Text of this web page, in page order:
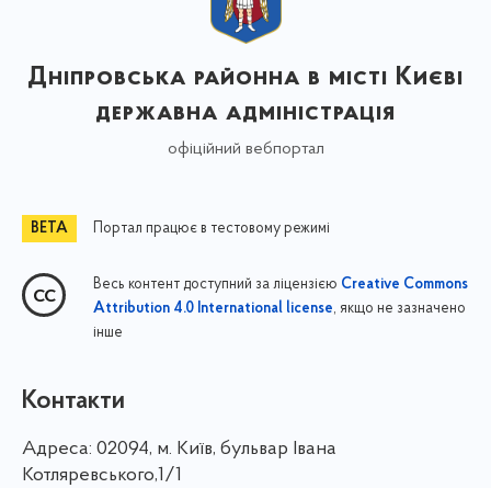
Дніпровська районна в місті Києві
державна адміністрація
офіційний вебпортал
Портал працює в тестовому режимі
Весь контент доступний за ліцензією Creative Commons
Attribution 4.0 International license, якщо не зазначено
інше
Контакти
Адреса: 02094, м. Київ, бульвар Івана
Котляревського,1/1